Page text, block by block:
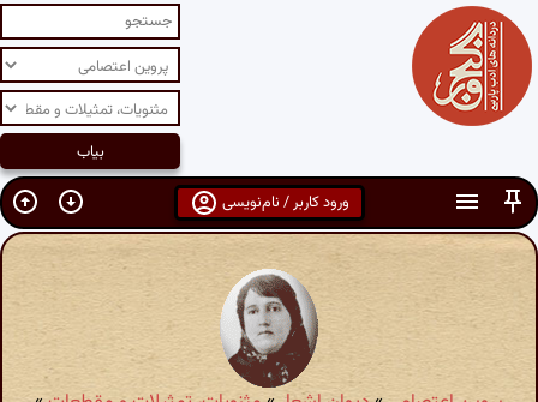
ورود کاربر / نام‌نویسی